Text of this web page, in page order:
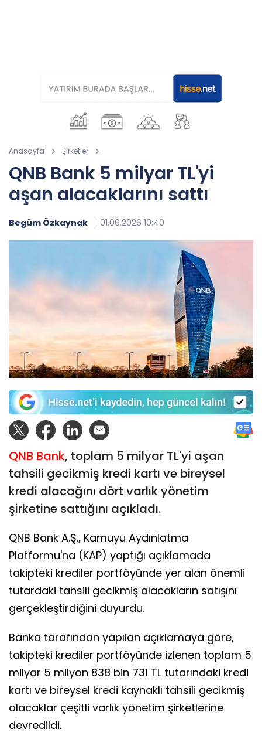
Anasayfa Şirketler
QNB Bank 5 milyar TL'yi
aşan alacaklarını sattı
Begüm Özkaynak 01.06.2026 10:40
QNB Bank, toplam 5 milyar TL'yi aşan
tahsili gecikmiş kredi kartı ve bireysel
kredi alacağını dört varlık yönetim
şirketine sattığını açıkladı.
QNB Bank A.Ş., Kamuyu Aydınlatma
Platformu'na (KAP) yaptığı açıklamada
takipteki krediler portföyünde yer alan önemli
tutardaki tahsili gecikmiş alacakların satışını
gerçekleştirdiğini duyurdu.
Banka tarafından yapılan açıklamaya göre,
takipteki krediler portföyünde izlenen toplam 5
milyar 5 milyon 838 bin 731 TL tutarındaki kredi
kartı ve bireysel kredi kaynaklı tahsili gecikmiş
alacaklar çeşitli varlık yönetim şirketlerine
devredildi.